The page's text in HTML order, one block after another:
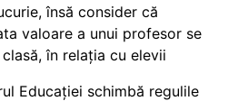
însă consider că
valoare a unui profesor se
în relația cu elevii
Educației schimbă regulile